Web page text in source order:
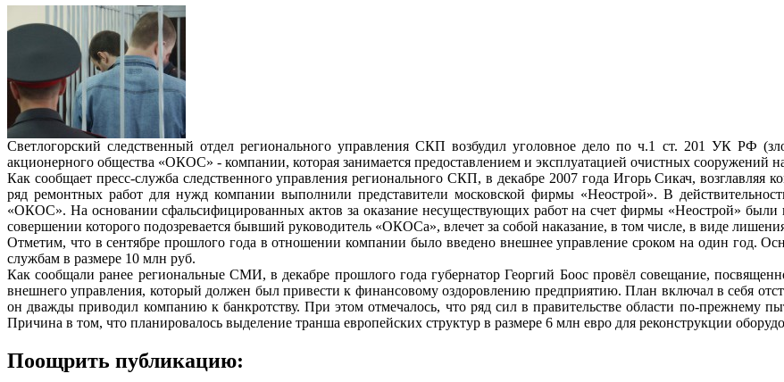
Светлогорский следственный отдел регионального управления СКП возбудил уголовное дело по ч.1 ст. 201 УК РФ
акционерного общества «ОКОС» - компании, которая занимается предоставлением и эксплуатацией очистных сооружений
Как сообщает пресс-служба следственного управления регионального СКП, в декабре 2007 года Игорь Сикач,
ряд ремонтных работ для нужд компании выполнили представители московской фирмы «Неострой». В
«ОКОС». На основании сфальсифицированных актов за оказание несуществующих работ на счет фирмы «Неострой»
совершении которого подозревается бывший руководитель «ОКОСа», влечет за собой наказание, в том числе, в виде
Отметим, что в сентябре прошлого года в отношении компании было введено внешнее управление сроком на один год.
службам в размере 10 млн руб.
Как сообщали ранее региональные СМИ, в декабре прошлого года губернатор Георгий Боос провёл совещание,
внешнего управления, который должен был привести к финансовому оздоровлению предприятию. План включал в себя
он дважды приводил компанию к банкротству. При этом отмечалось, что ряд сил в правительстве области по-прежнему
Причина в том, что планировалось выделение транша европейских структур в размере 6 млн евро для реконструкции
Поощрить публикацию: